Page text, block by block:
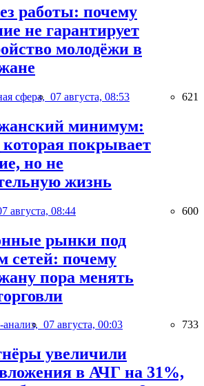
работы: почему
не гарантирует
молодёжи в
сфера, 07 августа, 08:53 621
минимум:
которая покрывает
но не
жизнь
августа, 08:44 600
рынки под
сетей: почему
пора менять
07 августа, 00:03 733
увеличили
в АЧГ на 31%,